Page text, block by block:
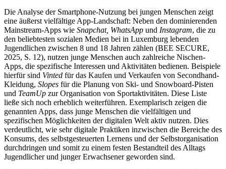
Die Analyse der Smartphone-Nutzung bei jungen Menschen zeigt
eine äußerst vielfältige App-Landschaft: Neben den dominierenden
Mainstream-Apps wie Snapchat, WhatsApp und Instagram, die zu
den beliebtesten sozialen Medien bei in Luxemburg lebenden
Jugendlichen zwischen 8 und 18 Jahren zählen (BEE SECURE,
2025, S. 12), nutzen junge Menschen auch zahlreiche Nischen-
Apps, die spezifische Interessen und Aktivitäten bedienen. Beispiele
hierfür sind Vinted für das Kaufen und Verkaufen von Secondhand-
Kleidung, Slopes für die Planung von Ski- und Snowboard-Pisten
und TeamUp zur Organisation von Sportaktivitäten. Diese Liste
ließe sich noch erheblich weiterführen. Exemplarisch zeigen die
genannten Apps, dass junge Menschen die vielfältigen und
spezifischen Möglichkeiten der digitalen Welt aktiv nutzen. Dies
verdeutlicht, wie sehr digitale Praktiken inzwischen die Bereiche des
Konsums, des selbstgesteuerten Lernens und der Selbstorganisation
durchdringen und somit zu einem festen Bestandteil des Alltags
Jugendlicher und junger Erwachsener geworden sind.